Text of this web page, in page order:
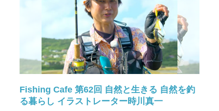
Fishing Cafe 第62回 自然と生きる 自然を釣
る暮らし イラストレーター時川真一